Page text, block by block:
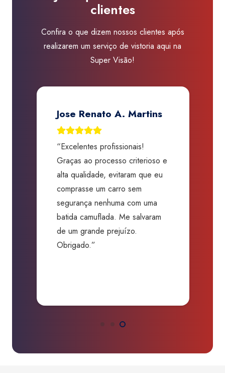
clientes
Confira o que dizem nossos clientes após
realizarem um serviço de vistoria aqui na
Super Visão!
Jose Renato A. Martins
“Excelentes profissionais!
Graças ao processo criterioso e
alta qualidade, evitaram que eu
comprasse um carro sem
segurança nenhuma com uma
batida camuflada. Me salvaram
de um grande prejuízo.
Obrigado.”